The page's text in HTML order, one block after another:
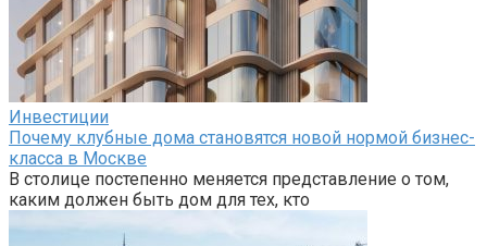
Инвестиции
Почему клубные дома становятся новой нормой бизнес-
класса в Москве
В столице постепенно меняется представление о том,
каким должен быть дом для тех, кто